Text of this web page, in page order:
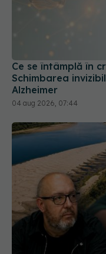
Ce se întâmplă în
Schimbarea
Alzheimer
EXCLUSIV
De ce milioane de oameni ajung să
creadă teoriile
explică ce se
04 aug 2026, 13:45